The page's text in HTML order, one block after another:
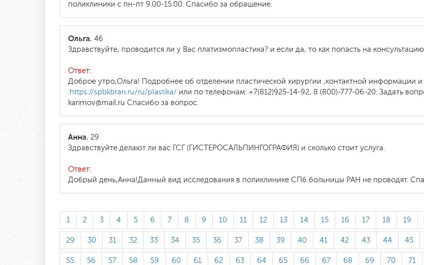
поликлиники с пн-пт 9.00-15.00. Спасибо за обращение.
Ольга, 46
Здравствуйте, проводится ли у Вас платизмопластика? и если да, то как попасть на
Ответ:
Доброе утро,Ольга! Подробнее об отделении пластической хирургии ,контактной информации
:https://spbkbran.ru/ru/plastika/ или по телефонам: +7(812)925-14-92, 8 (800)-777-06-20. Задать
karimov@mail.ru Спасибо за вопрос.
Анна, 29
Здравствуйте делают ли вас ГСГ (ГИСТЕРОСАЛЬПИНГОГРАФИЯ) и сколько стоит услуга.
Ответ:
Добрый день,Анна!Данный вид исследования в поликлинике СПб больницы РАН не проводят.
1 2 3 4 5 6 7 8 9 10 11 12 13 14 15 16 17 18 19
29 30 31 32 33 34 35 36 37 38 39 40 41 42 43 44 45
55 56 57 58 59 60 61 62 63 64 65 66 67 68 69 70 71